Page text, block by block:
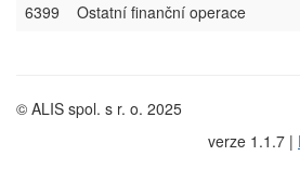
6399
Ostatní finanční operace
© ALIS spol. s r. o. 2025
verze 1.1.7 |